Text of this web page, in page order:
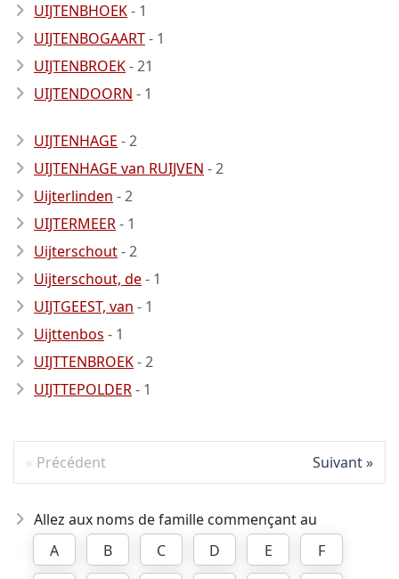
UIJTENBHOEK- 1
UIJTENBOGAART- 1
UIJTENBROEK- 21
UIJTENDOORN - 1
UIJTENHAGE - 2
UIJTENHAGE van RUIJVEN - 2
Uijterlinden - 2
UIJTERMEER- 1
Uijterschout- 2
Uijterschout, de- 1
UIJTGEEST, van - 1
Uijttenbos - 1
UIJTTENBROEK- 2
UIJTTEPOLDER- 1
Précédent Suivant
Allez aux noms de famille commençant au
A
B C D E
F